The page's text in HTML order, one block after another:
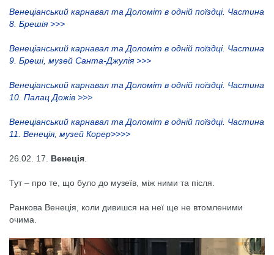
Венеціанський карнавал та Доломіт в одній поїздці. Частина
8. Брешія >>>
Венеціанський карнавал та Доломіт в одній поїздці. Частина
9. Бреші, музей Санта-Джулія >>>
Венеціанський карнавал та Доломіт в одній поїздці. Частина
10. Палац Дожів >>>
Венеціанський карнавал та Доломіт в одній поїздці. Частина
11. Венеція, музей Корер>>>>
26.02. 17. Венеція
Тут – про те, що було до музеїв, між ними та після.
Ранкова Венеція, коли дивишся на неї ще не втомленими
очима.